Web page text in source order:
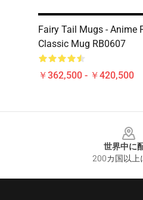
Fairy Tail Mugs - Anime
Classic Mug RB0607
￥362,500 - ￥420,500
世界中に
200カ国以上